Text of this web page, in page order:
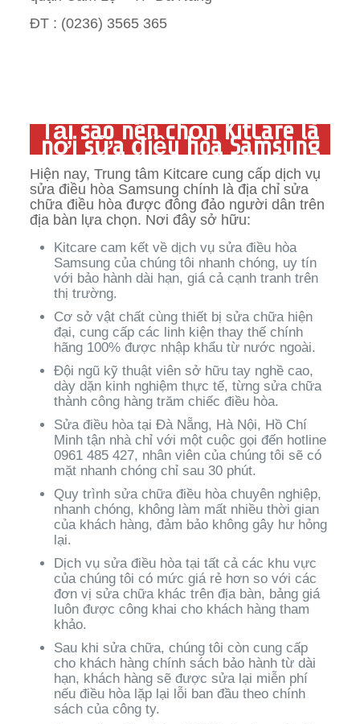
ĐT : (0236) 3565 365‬
Tại sao nên chọn KitCare là
nơi sửa điều hòa Samsung
Hiện nay, Trung tâm Kitcare cung cấp dịch vụ
sửa điều hòa Samsung chính là địa chỉ sửa
chữa điều hòa được đông đảo người dân trên
địa bàn lựa chọn. Nơi đây sở hữu:
Kitcare cam kết về dịch vụ sửa điều hòa
Samsung của chúng tôi nhanh chóng, uy tín
với bảo hành dài hạn, giá cả cạnh tranh trên
thị trường.
Cơ sở vật chất cùng thiết bị sửa chữa hiện
đại, cung cấp các linh kiện thay thế chính
hãng 100% được nhập khẩu từ nước ngoài.
Đội ngũ kỹ thuật viên sở hữu tay nghề cao,
dày dặn kinh nghiệm thực tế, từng sửa chữa
thành công hàng trăm chiếc điều hòa.
Sửa điều hòa tại Đà Nẵng, Hà Nội, Hồ Chí
Minh tận nhà chỉ với một cuộc gọi đến hotline
0961 485 427, nhân viên của chúng tôi sẽ có
mặt nhanh chóng chỉ sau 30 phút.
Quy trình sửa chữa điều hòa chuyên nghiệp,
nhanh chóng, không làm mất nhiều thời gian
của khách hàng, đảm bảo không gây hư hỏng
lại.
Dịch vụ sửa điều hòa tại tất cả các khu vực
của chúng tôi có mức giá rẻ hơn so với các
đơn vị sửa chữa khác trên địa bàn, bảng giá
luôn được công khai cho khách hàng tham
khảo.
Sau khi sửa chữa, chúng tôi còn cung cấp
cho khách hàng chính sách bảo hành từ dài
hạn, khách hàng sẽ được sửa lại miễn phí
nếu điều hòa lặp lại lỗi ban đầu theo chính
sách của công ty.